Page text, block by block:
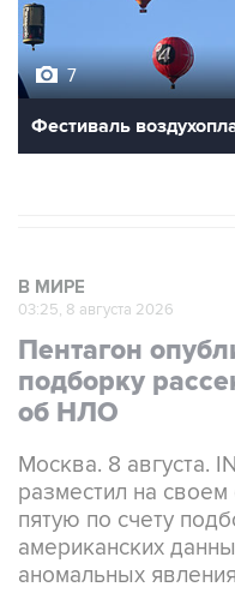
7
Фестиваль
В МИРЕ
03:25, 8 августа 2026
Пентагон
подборку
об НЛО
Москва. 8 августа.
разместил на
пятую по счету
американских
аномальных